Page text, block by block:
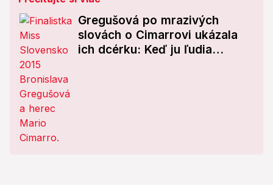
Gregušová po mrazivých
slovách o Cimarrovi ukázala
ich dcérku: Keď ju ľudia